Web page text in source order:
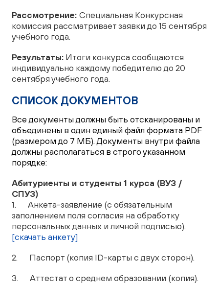
Рассмотрение: Специальная Конкурсная
комиссия рассматривает заявки до 15 сентября
учебного года.
Результаты: Итоги конкурса сообщаются
индивидуально каждому победителю до 20
сентября учебного года.
СПИСОК ДОКУМЕНТОВ
Все документы должны быть отсканированы и
объединены в один единый файл формата PDF
(размером до 7 МБ). Документы внутри файла
должны располагаться в строго указанном
порядке:
Абитуриенты и студенты 1 курса (ВУЗ /
СПУЗ)
1. Анкета-заявление (с обязательным
заполнением поля согласия на обработку
персональных данных и личной подписью).
[скачать анкету]
2. Паспорт (копия ID-карты с двух сторон).
3. Аттестат о среднем образовании (копия).